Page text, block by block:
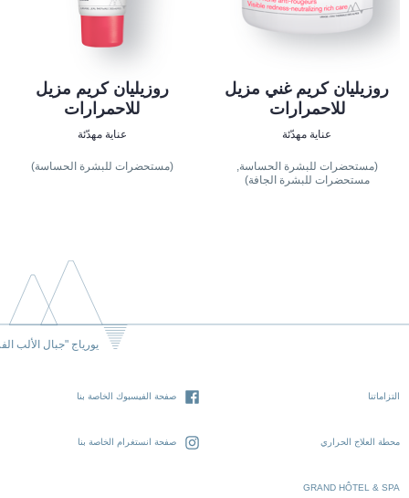
روزيليان كريم غني مزيل
للاحمرارات
عناية مهدّئة
(مستحضرات للبشرة الحساسة,
مستحضرات للبشرة الجافة)
روزيليان كريم مزيل
للاحمرارات
عناية مهدّئة
(مستحضرات للبشرة الحساسة)
يورياج "جبال الألب
التزاماتنا
محطة العلاج الحراري
GRAND HÔTEL & SPA
صفحة الفيسبوك الخاصة بنا
صفحة انستغرام الخاصة بنا